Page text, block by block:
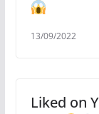
13/09/2022
Liked on